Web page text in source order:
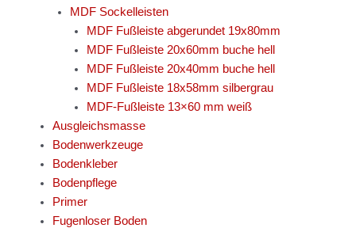
MDF Sockelleisten
MDF Fußleiste abgerundet 19x80mm
MDF Fußleiste 20x60mm buche hell
MDF Fußleiste 20x40mm buche hell
MDF Fußleiste 18x58mm silbergrau
MDF-Fußleiste 13×60 mm weiß
Ausgleichsmasse
Bodenwerkzeuge
Bodenkleber
Bodenpflege
Primer
Fugenloser Boden